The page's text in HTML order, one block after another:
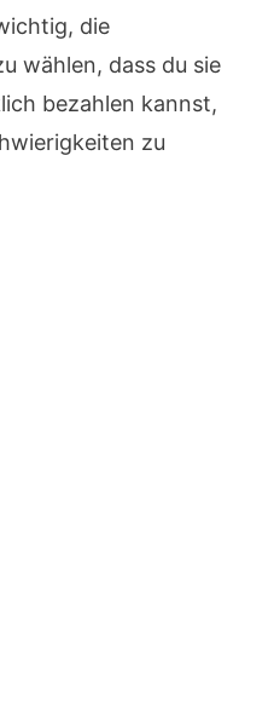
die
wählen, dass du sie
bezahlen kannst,
zu